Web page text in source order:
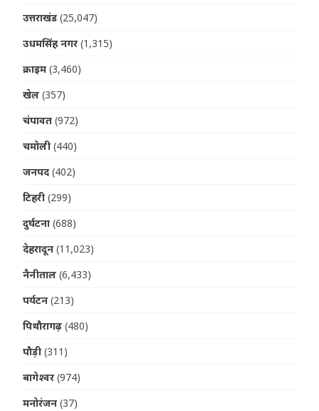
उत्तराखंड (25,047)
उधमसिंह नगर (1,315)
क्राइम (3,460)
खेल (357)
चंपावत (972)
चमोली (440)
जनपद (402)
टिहरी (299)
दुर्घटना (688)
देहरादून (11,023)
नैनीताल (6,433)
पर्यटन (213)
पिथौरागढ़ (480)
पौड़ी (311)
बागेश्वर (974)
मनोरंजन (37)